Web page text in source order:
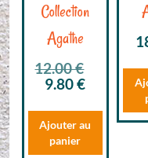
Collection
Agathe
12.00€
était :
9.80€Le
actuel
est :
Ajouter au
panier